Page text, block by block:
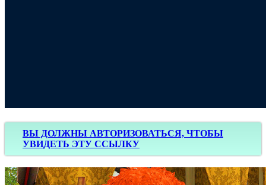
ВЫ ДОЛЖНЫ АВТОРИЗОВАТЬСЯ, ЧТОБЫ
УВИДЕТЬ ЭТУ ССЫЛКУ